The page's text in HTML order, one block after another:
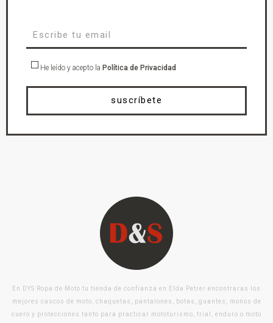
He leído y acepto la Política de Privacidad
suscríbete
En DYS Ropa de Moto tu tienda de confianza en Elda Petrer encontraras los
mejores cascos de moto, chaquetas, pantalones, botas, guantes, monos de
cuero y protecciones tanto para practicar mototurismo, trial, enduro o moto